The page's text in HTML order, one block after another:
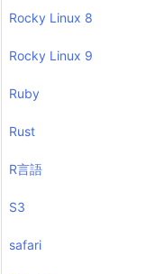
Rocky Linux 8
Rocky Linux 9
Ruby
Rust
R言語
S3
safari